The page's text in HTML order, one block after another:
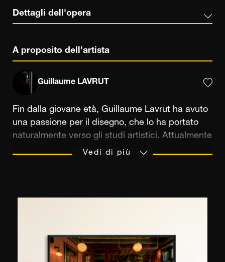
Dettagli dell'opera
A proposito dell'artista
Guillaume LAVRUT
Fin dalla giovane età, Guillaume Lavrut ha avuto
una passione per il disegno, che lo ha portato
naturalmente verso gli studi artistici. Attualmente
direttore artistico in un'agenzia specializzata nel
segue dietro l'obiettivo. Scattate sul posto, le
sue fotografie catturano momenti maliziosi. Il suo
Vedi di più